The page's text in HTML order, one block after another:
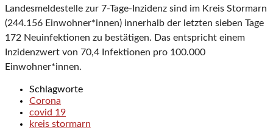
Landesmeldestelle zur 7-Tage-Inzidenz sind im Kreis Stormarn
(244.156 Einwohner*innen) innerhalb der letzten sieben Tage
172 Neuinfektionen zu bestätigen. Das entspricht einem
Inzidenzwert von 70,4 Infektionen pro 100.000
Einwohner*innen.
Schlagworte
Corona
covid 19
kreis stormarn